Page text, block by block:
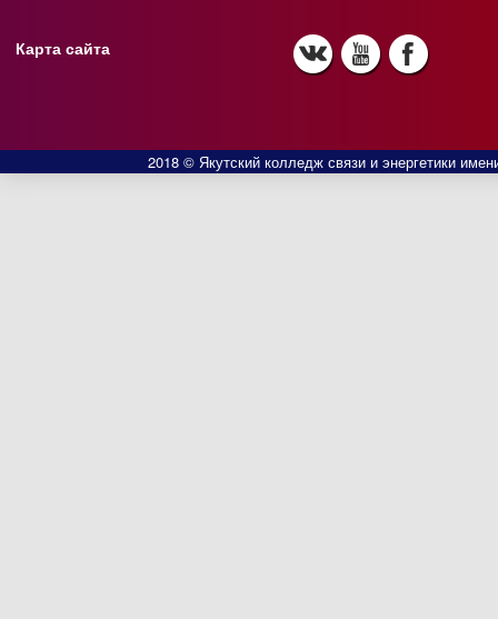
Карта сайта
2018 © Якутский колледж связи и энергетики